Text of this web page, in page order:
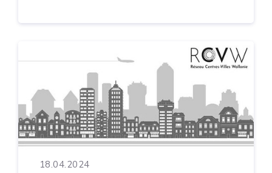
18.04.2024